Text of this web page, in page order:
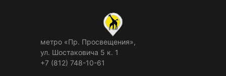
метро «Пр. Просвещения»,
ул. Шостаковича 5 к. 1
+7 (812) 748-10-61